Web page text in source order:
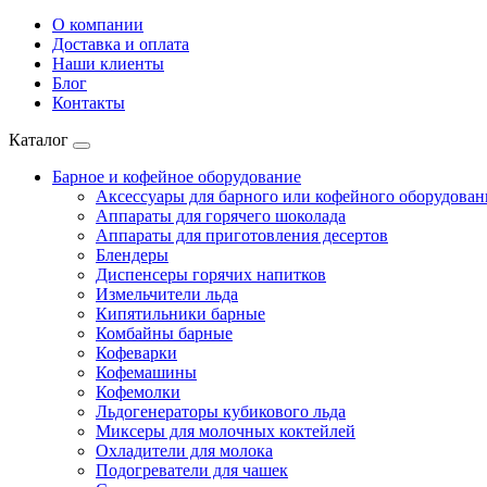
О компании
Доставка и оплата
Наши клиенты
Блог
Контакты
Каталог
Барное и кофейное оборудование
Аксессуары для барного или кофейного
Аппараты для горячего шоколада
Аппараты для приготовления десертов
Блендеры
Диспенсеры горячих напитков
Измельчители льда
Кипятильники барные
Комбайны барные
Кофеварки
Кофемашины
Кофемолки
Льдогенераторы кубикового льда
Миксеры для молочных коктейлей
Охладители для молока
Подогреватели для чашек